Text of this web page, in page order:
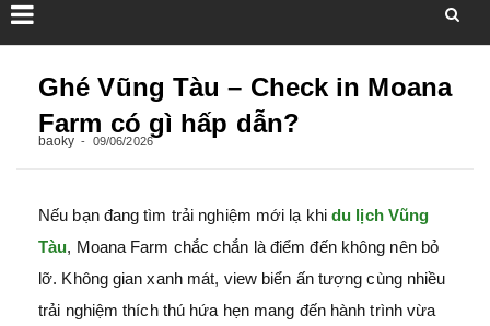
Ghé Vũng Tàu – Check in Moana
Farm có gì hấp dẫn?
baoky 09/06/2026
Nếu bạn đang tìm trải nghiệm mới lạ khi du lịch Vũng
Tàu, Moana Farm chắc chắn là điểm đến không nên bỏ
lỡ. Không gian xanh mát, view biển ấn tượng cùng nhiều
trải nghiệm thích thú hứa hẹn mang đến hành trình vừa